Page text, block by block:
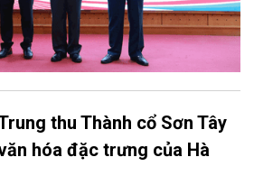
thu Thành cổ Sơn Tây
hóa đặc trưng của Hà